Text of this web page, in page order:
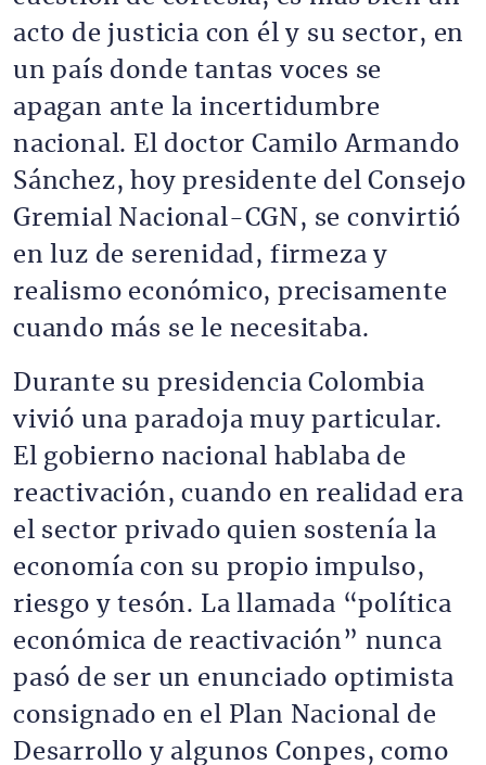
acto de justicia con él y su sector, en
un país donde tantas voces se
apagan ante la incertidumbre
nacional. El doctor Camilo Armando
Sánchez, hoy presidente del Consejo
Gremial Nacional-CGN, se convirtió
en luz de serenidad, firmeza y
realismo económico, precisamente
cuando más se le necesitaba.
Durante su presidencia Colombia
vivió una paradoja muy particular.
El gobierno nacional hablaba de
reactivación, cuando en realidad era
el sector privado quien sostenía la
economía con su propio impulso,
riesgo y tesón. La llamada “política
económica de reactivación” nunca
pasó de ser un enunciado optimista
consignado en el Plan Nacional de
Desarrollo y algunos Conpes, como